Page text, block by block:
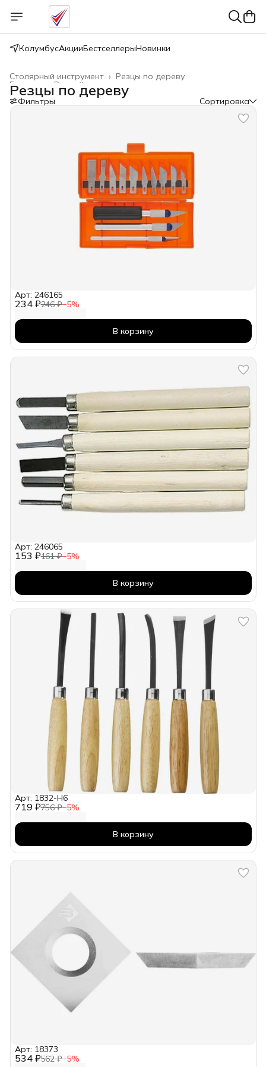
КолумбусАкцииБестселлерыНовинки
Резцы по дереву
Столярный инструмент ›
Ручной инструмент
Главная
Резцы по дереву
Фильтры Сортировка
234 ₽246 ₽−5%
Арт: 246165
В корзину
153 ₽161 ₽−5%
Арт: 246065
В корзину
719 ₽756 ₽−5%
Арт: 1832-H6
В корзину
534 ₽562 ₽−5%
Арт: 18373